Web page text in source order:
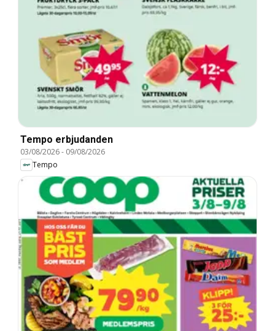
Tempo erbjudanden
03/08/2026- 09/08/2026
Tempo